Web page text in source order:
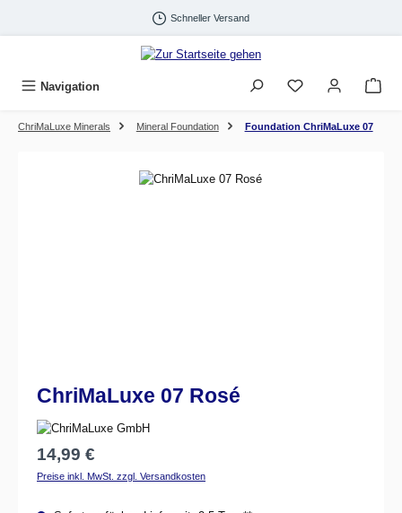
Schneller Versand
Navigation
ChriMaLuxe Minerals Mineral Foundation Foundation ChriMaLuxe 07
Bildergalerie überspringen
ChriMaLuxe 07 Rosé
Regulärer Preis:
14,99 €
Preise inkl. MwSt. zzgl. Versandkosten